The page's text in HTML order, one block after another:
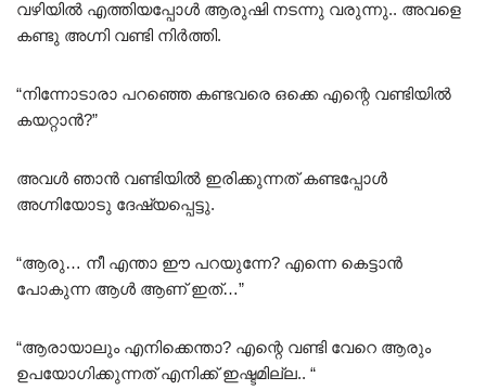
വഴിയിൽ എത്തിയപ്പോൾ ആരുഷി നടന്നു വരുന്നു.. അവളെ
കണ്ടു അഗ്നി വണ്ടി നിർത്തി.
“നിന്നോടാരാ പറഞ്ഞെ കണ്ടവരെ ഒക്കെ എന്റെ വണ്ടിയിൽ
കയറ്റാൻ?”
അവൾ ഞാൻ വണ്ടിയിൽ ഇരിക്കുന്നത് കണ്ടപ്പോൾ
അഗ്നിയോടു ദേഷ്യപ്പെട്ടു.
“ആരു… നീ എന്താ ഈ പറയുന്നേ? എന്നെ കെട്ടാൻ
പോകുന്ന ആൾ ആണ് ഇത്…”
“ആരായാലും എനിക്കെന്താ? എന്റെ വണ്ടി വേറെ ആരും
ഉപയോഗിക്കുന്നത് എനിക്ക് ഇഷ്ടമില്ല.. “